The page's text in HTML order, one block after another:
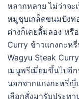
หลากหลาย ไม่ว่าจะ
หมูชุบเกล็ดขนมปัง
ต่างก็เคยลิ้มลอง หรื
Curry ข้าวแกงกะห
Wagyu Steak
เมนูพรีเมี่ยมขึ้นไปอี
นอกจากแกงกะหรี่ญี่
เลือกสั่งมารับประทา